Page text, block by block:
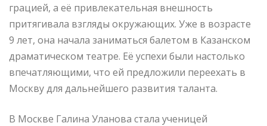
грацией, а её привлекательная внешность
притягивала взгляды окружающих. Уже в возрасте
9 лет, она начала заниматься балетом в Казанском
драматическом театре. Её успехи были настолько
впечатляющими, что ей предложили переехать в
Москву для дальнейшего развития таланта.
В Москве Галина Уланова стала ученицей